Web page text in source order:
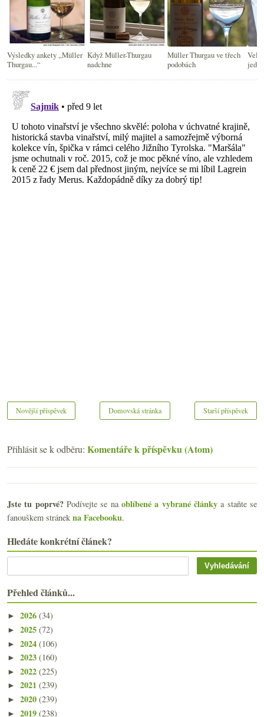
Výsledky ankety „Müller
Thurgau...“
Když Müller-Thurgau
nadchne
Müller Thurgau ve třech
podobách
Novější příspěvek Starší příspěvek
Domovská stránka
Přihlásit se k odběru: Komentáře k příspěvku (Atom)
Jste tu poprvé?Podívejte se naoblíbené a vybrané články a staňte se
fanouškem stránek na Facebooku.
Hledáte konkrétní článek?
Přehled článků...
► 2026 (34)
► 2025 (72)
► 2024 (106)
► 2023 (160)
► 2022 (225)
► 2021 (239)
► 2020 (239)
► 2019 (238)